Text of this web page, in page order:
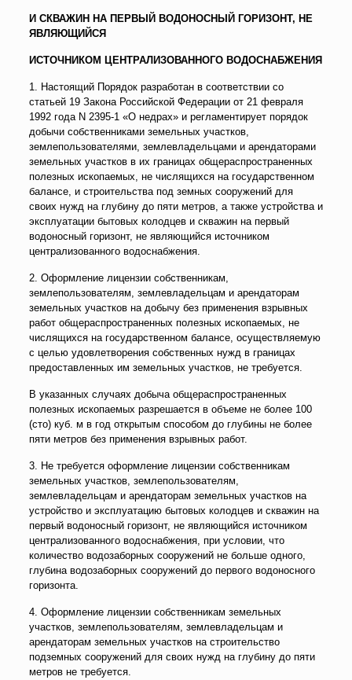
И СКВАЖИН НА ПЕРВЫЙ ВОДОНОСНЫЙ ГОРИЗОНТ, НЕ
ЯВЛЯЮЩИЙСЯ
ИСТОЧНИКОМ ЦЕНТРАЛИЗОВАННОГО ВОДОСНАБЖЕНИЯ
1. Настоящий Порядок разработан в соответствии со
статьей 19 Закона Российской Федерации от 21 февраля
1992 года N 2395-1 «О недрах» и регламентирует порядок
добычи собственниками земельных участков,
землепользователями, землевладельцами и арендаторами
земельных участков в их границах общераспространенных
полезных ископаемых, не числящихся на государственном
балансе, и строительства под земных сооружений для
своих нужд на глубину до пяти метров, а также устройства и
эксплуатации бытовых колодцев и скважин на первый
водоносный горизонт, не являющийся источником
централизованного водоснабжения.
2. Оформление лицензии собственникам,
землепользователям, землевладельцам и арендаторам
земельных участков на добычу без применения взрывных
работ общераспространенных полезных ископаемых, не
числящихся на государственном балансе, осуществляемую
с целью удовлетворения собственных нужд в границах
предоставленных им земельных участков, не требуется.
В указанных случаях добыча общераспространенных
полезных ископаемых разрешается в объеме не более 100
(сто) куб. м в год открытым способом до глубины не более
пяти метров без применения взрывных работ.
3. Не требуется оформление лицензии собственникам
земельных участков, землепользователям,
землевладельцам и арендаторам земельных участков на
устройство и эксплуатацию бытовых колодцев и скважин на
первый водоносный горизонт, не являющийся источником
централизованного водоснабжения, при условии, что
количество водозаборных сооружений не больше одного,
глубина водозаборных сооружений до первого водоносного
горизонта.
4. Оформление лицензии собственникам земельных
участков, землепользователям, землевладельцам и
арендаторам земельных участков на строительство
подземных сооружений для своих нужд на глубину до пяти
метров не требуется.